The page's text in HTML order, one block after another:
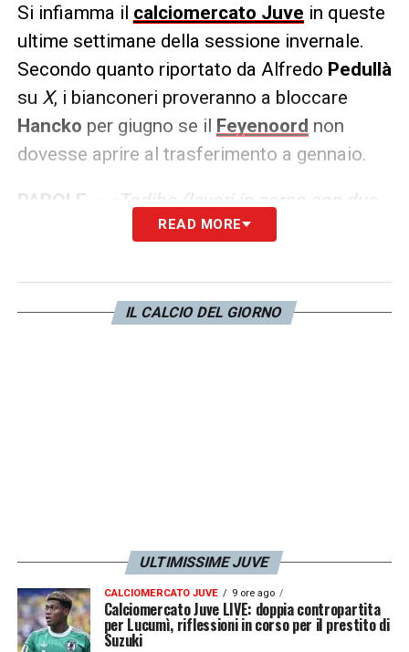
Si infiamma il calciomercato Juve in queste
ultime settimane della sessione invernale.
Secondo quanto riportato da Alfredo Pedullà
su X, i bianconeri proveranno a bloccare
Hancko per giugno se il Feyenoord non
dovesse aprire al trasferimento a gennaio.
PAROLE –
«Todibo (lavori in corso con due
alternative), ma la prossima settimana sarà
decisioni da prendere: la Juventus proverà a
chiudere Hancko, svolta di fine novembre,
READ MORE
IL CALCIO DEL GIORNO
ULTIMISSIME JUVE
CALCIOMERCATO JUVE 9 ore ago
Calciomercato Juve LIVE: doppia contropartita
per Lucumì, riflessioni in corso per il prestito di
Suzuki